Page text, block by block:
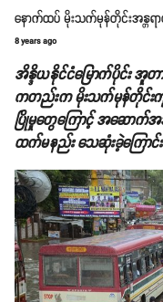
နောက်ထပ် မိုးသက်မုန်တိုင်းအန္တရ
8 years ago
အိန္ဒိယနိုင်ငံမြောက်ပိုင်း အူ
ကတည်းက မိုးသက်မုန်တိုင်းကျပ
ပြိုမှုတွေကြောင့် အဆောက်အအုံ
ထက်မနည်း သေဆုံးခဲ့ကြောင်